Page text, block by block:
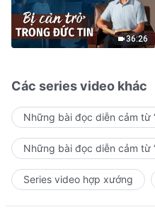
36:26
Các series video khác
Những bài đọc diễn cảm từ
Những bài đọc diễn cảm từ
Series video hợp xướng